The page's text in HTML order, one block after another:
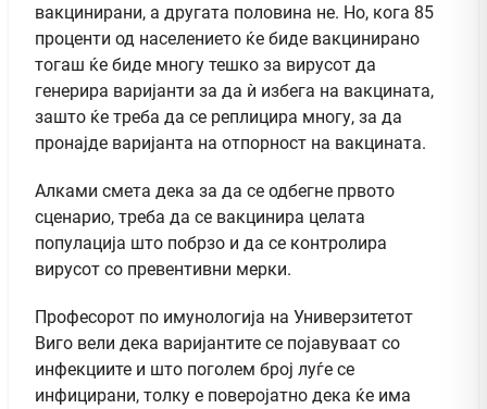
вакцинирани, а другата половина не. Но, кога 85
проценти од населението ќе биде вакцинирано
тогаш ќе биде многу тешко за вирусот да
генерира варијанти за да ѝ избега на вакцината,
зашто ќе треба да се реплицира многу, за да
пронајде варијанта на отпорност на вакцината.
Алками смета дека за да се одбегне првото
сценарио, треба да се вакцинира целата
популација што побрзо и да се контролира
вирусот со превентивни мерки.
Професорот по имунологија на Универзитетот
Виго вели дека варијантите се појавуваат со
инфекциите и што поголем број луѓе се
инфицирани, толку е поверојатно дека ќе има